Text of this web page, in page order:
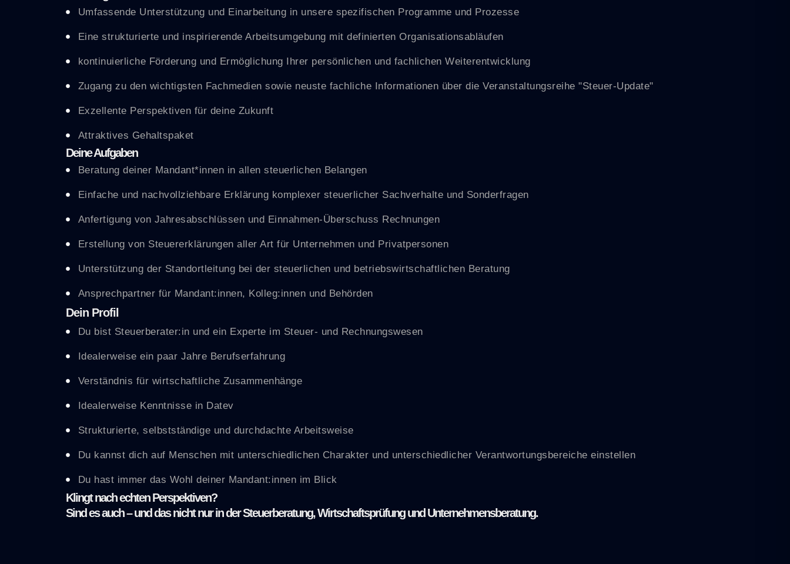
Umfassende Unterstützung und Einarbeitung in unsere spezifischen Programme und Prozesse
Eine strukturierte und inspirierende Arbeitsumgebung mit definierten Organisationsabläufen
kontinuierliche Förderung und Ermöglichung Ihrer persönlichen und fachlichen Weiterentwicklung
Zugang zu den wichtigsten Fachmedien sowie neuste fachliche Informationen über die Veranstaltungsreihe "Steuer-Update"
Exzellente Perspektiven für deine Zukunft
Attraktives Gehaltspaket
Deine Aufgaben
Beratung deiner Mandant*innen in allen steuerlichen Belangen
Einfache und nachvollziehbare Erklärung komplexer steuerlicher Sachverhalte und Sonderfragen
Anfertigung von Jahresabschlüssen und Einnahmen-Überschuss Rechnungen
Erstellung von Steuererklärungen aller Art für Unternehmen und Privatpersonen
Unterstützung der Standortleitung bei der steuerlichen und betriebswirtschaftlichen Beratung
Ansprechpartner für Mandant:innen, Kolleg:innen und Behörden
Dein Profil
Du bist Steuerberater:in und ein Experte im Steuer- und Rechnungswesen
Idealerweise ein paar Jahre Berufserfahrung
Verständnis für wirtschaftliche Zusammenhänge
Idealerweise Kenntnisse in Datev
Strukturierte, selbstständige und durchdachte Arbeitsweise
Du kannst dich auf Menschen mit unterschiedlichen Charakter und unterschiedlicher Verantwortungsbereiche einstellen
Du hast immer das Wohl deiner Mandant:innen im Blick
Klingt nach echten Perspektiven?
Sind es auch – und das nicht nur in der Steuerberatung, Wirtschaftsprüfung und Unternehmensberatung.